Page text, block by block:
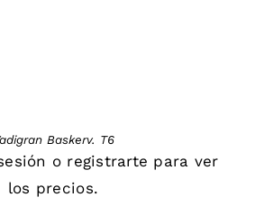
Baskerv. T6
o registrarte para ver
los precios.